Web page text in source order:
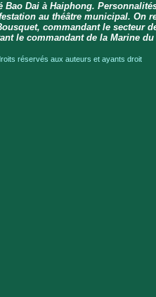
Bao Dai à Haiphong.
au théâtre municipal. On
commandant le secteur
le commandant de la Marine
réservés aux auteurs et ayants droit